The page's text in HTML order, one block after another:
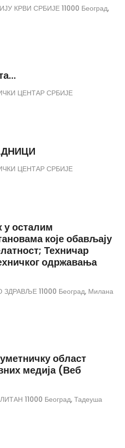
КРВИ СРБИЈЕ 11000 Београд,
ЦЕНТАР СРБИЈЕ
ЦЕНТАР СРБИЈЕ
у осталим
које обављају
Техничар
одржавања
11000 Београд, Милана
област
медија (Веб
11000 Београд, Тадеуша